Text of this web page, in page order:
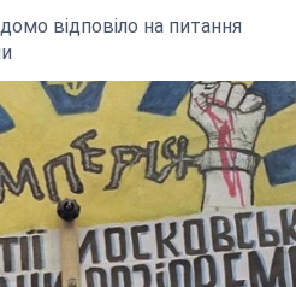
відповіло на питання